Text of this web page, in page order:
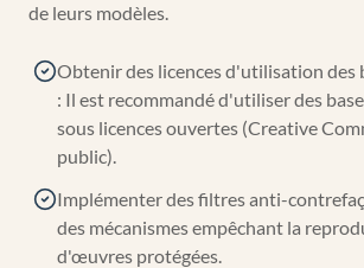
de leurs modèles.
Obtenir des licences d'utilisation des
: Il est recommandé d'utiliser des
sous licences ouvertes (Creative
public).
Implémenter des filtres anti-
des mécanismes empêchant la
d'œuvres protégées.